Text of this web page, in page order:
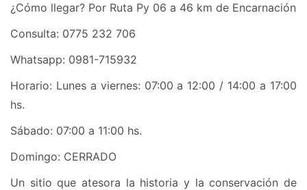
¿Cómo llegar? Por Ruta Py 06 a 46 km de Encarnación
Consulta: 0775 232 706
Whatsapp: 0981-715932
Horario: Lunes a viernes: 07:00 a 12:00 / 14:00 a 17:00
hs.
Sábado: 07:00 a 11:00 hs.
Domingo: CERRADO
Un sitio que atesora la historia y la conservación de